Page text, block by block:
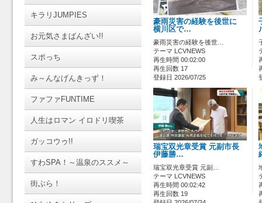
キラリJUMPIES
お元気さまばんざい!!
スポっち
み～んなげんきっず！
ファファFUNTIME
人生はロマン イロドリ喫茶
ガッコウゥ!!
すわSPA！～温泉のススメ～
街ぶら！
豪雨災害の経験を後世に
横川区で…
豪雨災害の経験を後世…
テーマ LCVNEWS
再生時間 00:02:00
再生回数 17
登録日 2026/07/25
瑞宝双光章受賞 元副市長
伊藤勝…
瑞宝双光章受賞 元副…
テーマ LCVNEWS
再生時間 00:02:42
再生回数 19